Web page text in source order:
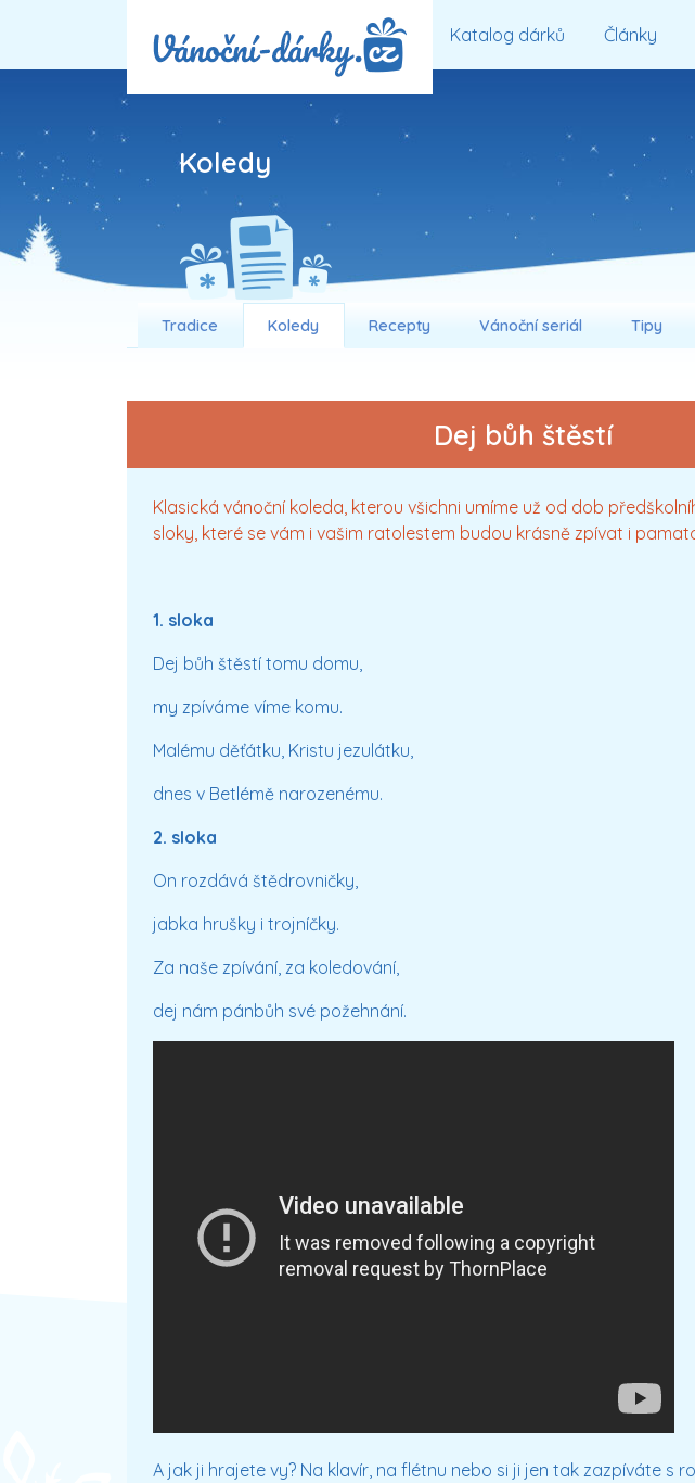
Katalog dárků Články
Koledy
Tradice Koledy Recepty Vánoční seriál Tipy
Dej bůh štěstí
Klasická vánoční koleda, kterou všichni umíme už od dob
sloky, které se vám i vašim ratolestem budou krásně zpívat i
1. sloka
Dej bůh štěstí tomu domu,
my zpíváme víme komu.
Malému děťátku, Kristu jezulátku,
dnes v Betlémě narozenému.
2. sloka
On rozdává štědrovničky,
jabka hrušky i trojníčky.
Za naše zpívání, za koledování,
dej nám pánbůh své požehnání.
A jak ji hrajete vy? Na klavír, na flétnu nebo si ji jen tak zazpíváte s